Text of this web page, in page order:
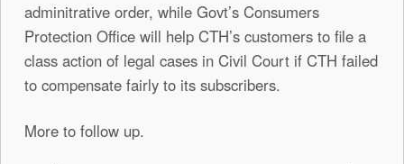
adminitrative order, while Govt’s Consumers
Protection Office will help CTH’s customers to file a
class action of legal cases in Civil Court if CTH failed
to compensate fairly to its subscribers.
More to follow up.